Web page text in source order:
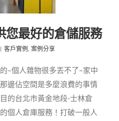
案例分享
您最好的倉儲服務
| 客戶實例 案例分享
~個人雜物很多丟不了~家中
邊佔空間是多麼浪費的事情
的台北市黃金地段-士林倉
個人倉庫服務！打破一般人